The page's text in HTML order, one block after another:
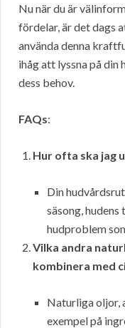
Nu när du är
fördelar, är det dags
använda denna
ihåg att lyssna på din
dess behov.
FAQs:
Hur ofta ska jag
Din
säsong,
hudproblem
Vilka andra
kombinera med
Naturliga oljor,
exempel på